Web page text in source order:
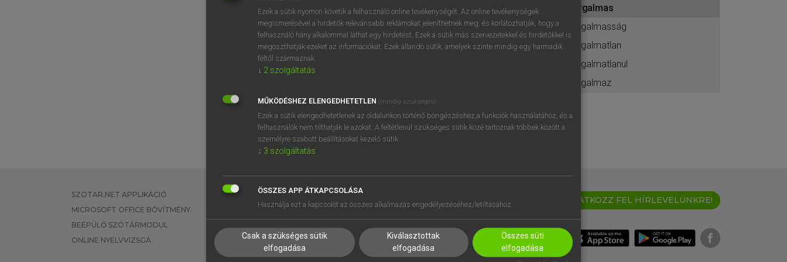
BELÉPÉS
próbaverziójának elindításához
regisztrálok ésbelépek.
REGISZTRÁCIÓ
irgalmas
irgalmasság
irgalmatlan
irgalmatlanul
irgalmaz
SZOTAR.NET APPLIKÁCIÓ
MICROSOFT OFFICE BŐVÍTMÉNY
BEÉPÜLŐ SZÓTÁRMODUL
ONLINE NYELVVIZSGA
EGYÉNI FELHASZNÁLÓKNAK
TANULÓKNAK
VÁLLALATI MEGOLDÁSOK
SÚGÓ
RÓLUNK
SÜTI BEÁLLÍTÁSOK
IRATKOZZ FEL HÍRLEVELÜNKRE!
Ezek a sütik nyomon követik a felhasználó online tevékenységét. Az online tevékenységek
megismerésével a hirdetők relevánsabb reklámokat jeleníthetnek meg, és korlátozhatják, hogy a
felhasználó hány alkalommal láthat egy hirdetést. Ezek a sütik más szervezetekkel és hirdetőkkel is
megoszthatják ezeket az információkat. Ezek állandó sütik, amelyek szinte mindig egy harmadik
féltől származnak.
↓ 2 szolgáltatás
MŰKÖDÉSHEZ ELENGEDHETETLEN (mindig szükséges)
Ezek a sütik elengedhetetlenek az oldalunkon történő böngészéshez,a funkciók használatához, és a
felhasználók nem tilthatják le azokat. A feltétlenül szükséges sütik közé tartoznak többek között a
személyre szabott beállításokat kezelő sütik.
↓ 3 szolgáltatás
ÖSSZES APP ÁTKAPCSOLÁSA
Használja ezt a kapcsolót az összes alkalmazás engedélyezéséhez/letiltásához.
Csak a szükséges sütik
elfogadása
Kiválasztottak
elfogadása
Összes süti
elfogadása